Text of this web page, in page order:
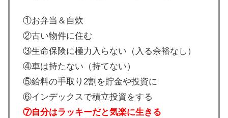
①お弁当＆自炊
②古い物件に住む
③生命保険に極力入らない（入る余裕なし）
④車は持たない（持てない）
⑤給料の手取り2割を貯金や投資に
⑥インデックスで積立投資をする
⑦自分はラッキーだと気楽に生きる